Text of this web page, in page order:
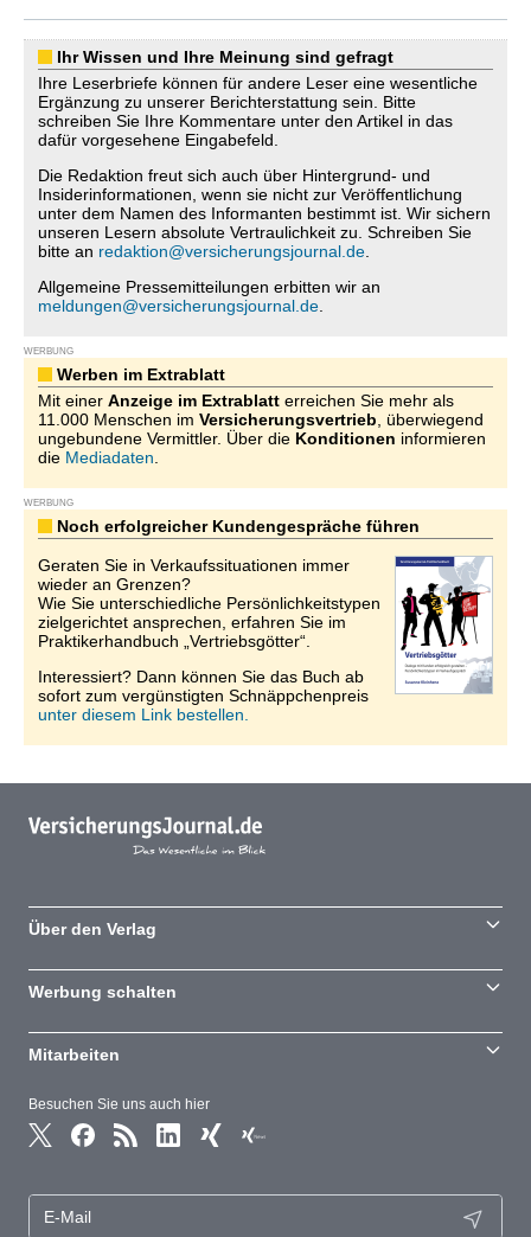
Ihr Wissen und Ihre Meinung sind gefragt
Ihre Leserbriefe können für andere Leser eine wesentliche
Ergänzung zu unserer Berichterstattung sein. Bitte
schreiben Sie Ihre Kommentare unter den Artikel in das
dafür vorgesehene Eingabefeld.
Die Redaktion freut sich auch über Hintergrund- und
Insiderinformationen, wenn sie nicht zur Veröffentlichung
unter dem Namen des Informanten bestimmt ist. Wir sichern
unseren Lesern absolute Vertraulichkeit zu. Schreiben Sie
bitte an redaktion@versicherungsjournal.de
Allgemeine Pressemitteilungen erbitten wir an
meldungen@versicherungsjournal.de
WERBUNG
Werben im Extrablatt
Mit einer Anzeige im Extrablatt erreichen Sie mehr als
11.000 Menschen im Versicherungsvertrieb , überwiegend
ungebundene Vermittler. Über die Konditionen informieren
die Mediadaten
WERBUNG
Noch erfolgreicher Kundengespräche führen
Geraten Sie in Verkaufssituationen immer
wieder an Grenzen?
Wie Sie unterschiedliche Persönlichkeitstypen
zielgerichtet ansprechen, erfahren Sie im
Praktikerhandbuch „Vertriebsgötter“.
Interessiert? Dann können Sie das Buch ab
sofort zum vergünstigten Schnäppchenpreis
unter diesem Link bestellen.
Besuchen Sie uns auch hier
Über den Verlag
Werbung schalten
Mitarbeiten